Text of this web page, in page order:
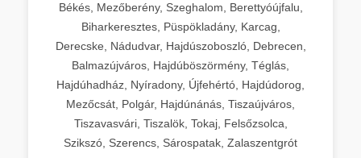
Békés, Mezőberény, Szeghalom, Berettyóújfalu,
Biharkeresztes, Püspökladány, Karcag,
Derecske, Nádudvar, Hajdúszoboszló, Debrecen,
Balmazújváros, Hajdúböszörmény, Téglás,
Hajdúhadház, Nyíradony, Újfehértó, Hajdúdorog,
Mezőcsát, Polgár, Hajdúnánás, Tiszaújváros,
Tiszavasvári, Tiszalök, Tokaj, Felsőzsolca,
Szikszó, Szerencs, Sárospatak, Zalaszentgrót